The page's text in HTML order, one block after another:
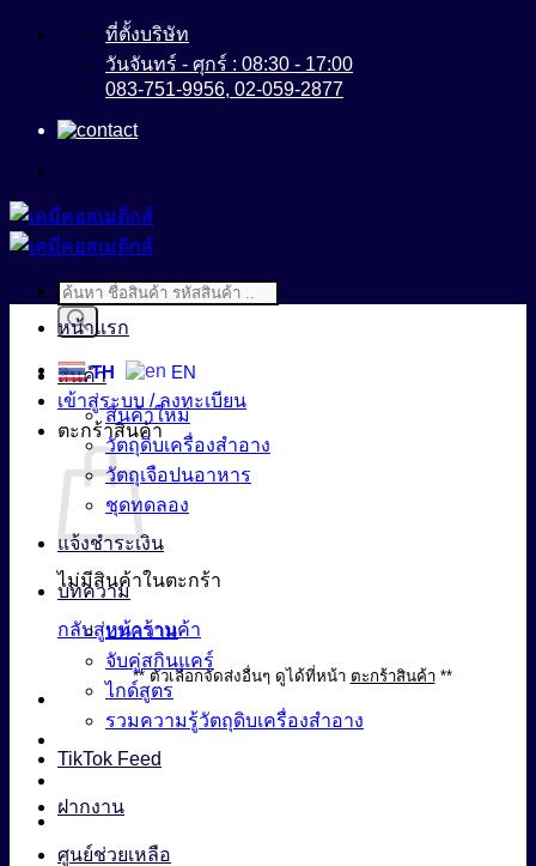
ข้าม
เนื้อหา
ที่ตั้งบริษัท
วันจันทร์ - ศุกร์ : 08:30 - 17:00
083-751-9956, 02-059-2877
Products
search
TH
EN
เข้าสู่ระบบ / ลงทะเบียน
ตะกร้าสินค้า
ไม่มีสินค้าในตะกร้า
กลับสู่หน้าร้านค้า
** ตัวเลือกจัดส่งอื่นๆ ดูได้ที่หน้า ตะกร้าสินค้า**
หน้าแรก
สินค้า
สินค้าใหม่
วัตถุดิบเครื่องสำอาง
วัตถุเจือปนอาหาร
ชุดทดลอง
แจ้งชำระเงิน
บทความ
บทความ
จับคู่สกินแคร์
ไกด์สูตร
รวมความรู้วัตถุดิบเครื่องสำอาง
TikTok Feed
ฝากงาน
ศูนย์ช่วยเหลือ